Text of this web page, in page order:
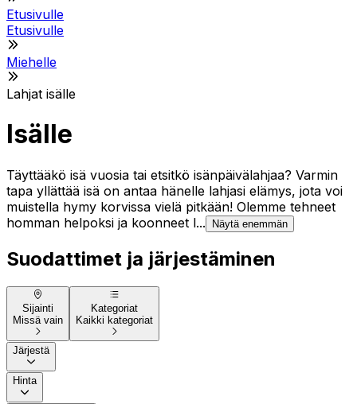
Etusivulle
Etusivulle
Miehelle
Lahjat isälle
Isälle
Täyttääkö isä vuosia tai etsitkö isänpäivälahjaa? Varmin
tapa yllättää isä on antaa hänelle lahjasi elämys, jota voi
muistella hymy korvissa vielä pitkään! Olemme tehneet
homman helpoksi ja koonneet l...
Näytä enemmän
Suodattimet ja järjestäminen
Sijainti
Missä vain
Kategoriat
Kaikki kategoriat
Järjestä
Hinta